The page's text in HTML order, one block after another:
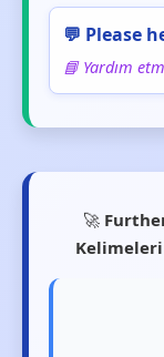
💬 Please
📘 Yardım
🚀
Kelimeleri